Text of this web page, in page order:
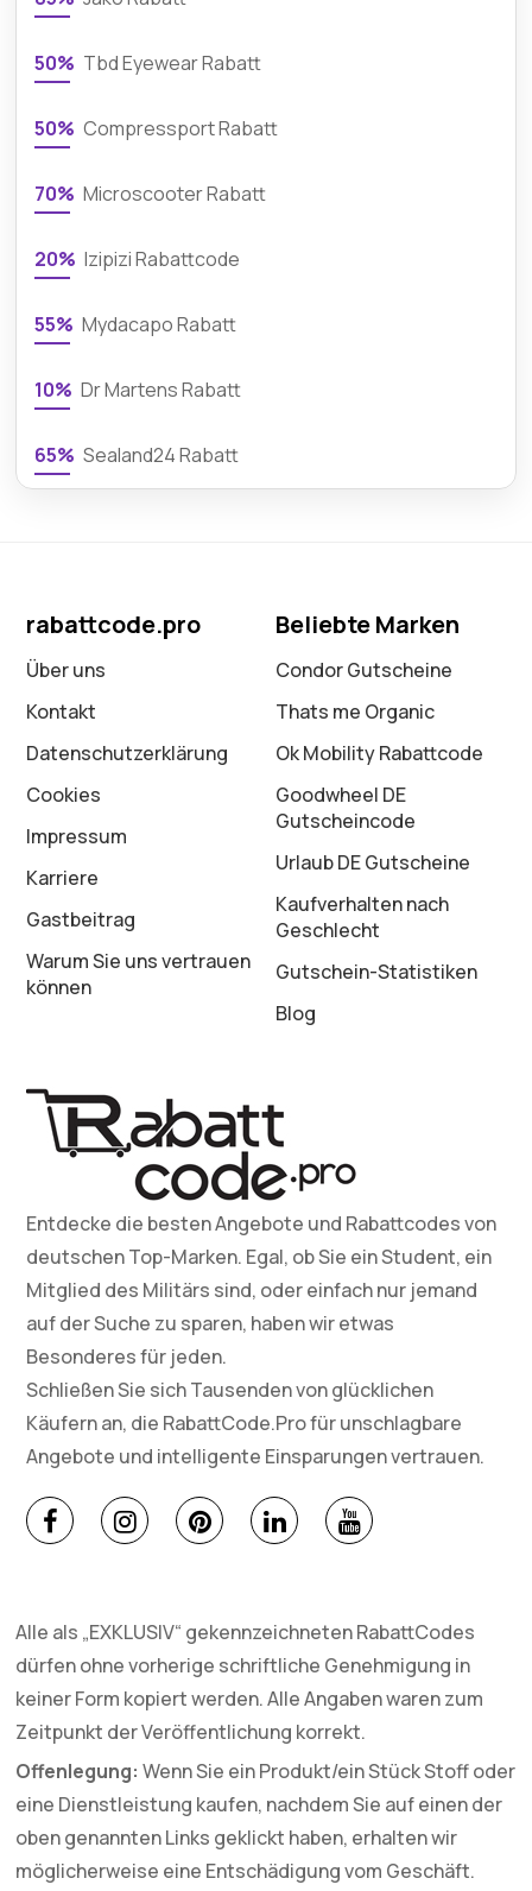
50% Tbd Eyewear Rabatt
50% Compressport Rabatt
70% Microscooter Rabatt
20% Izipizi Rabattcode
55% Mydacapo Rabatt
10% Dr Martens Rabatt
65% Sealand24 Rabatt
rabattcode.pro
Über uns
Kontakt
Datenschutz­erklärung
Cookies
Impressum
Karriere
Gastbeitrag
Warum Sie uns vertrauen
können
Beliebte Marken
Condor Gutscheine
Thats me Organic
Ok Mobility Rabattcode
Goodwheel DE
Gutscheincode
Urlaub DE Gutscheine
Kaufverhalten nach
Geschlecht
Gutschein-Statistiken
Blog
Entdecke die besten Angebote und Rabattcodes von
deutschen Top-Marken. Egal, ob Sie ein Student, ein
Mitglied des Militärs sind, oder einfach nur jemand
auf der Suche zu sparen, haben wir etwas
Besonderes für jeden.
Schließen Sie sich Tausenden von glücklichen
Käufern an, die RabattCode.Pro für unschlagbare
Angebote und intelligente Einsparungen vertrauen.
Alle als „EXKLUSIV“ gekennzeichneten RabattCodes
dürfen ohne vorherige schriftliche Genehmigung in
keiner Form kopiert werden. Alle Angaben waren zum
Zeitpunkt der Veröffentlichung korrekt.
Offenlegung: Wenn Sie ein Produkt/ein Stück Stoff oder
eine Dienstleistung kaufen, nachdem Sie auf einen der
oben genannten Links geklickt haben, erhalten wir
möglicherweise eine Entschädigung vom Geschäft.